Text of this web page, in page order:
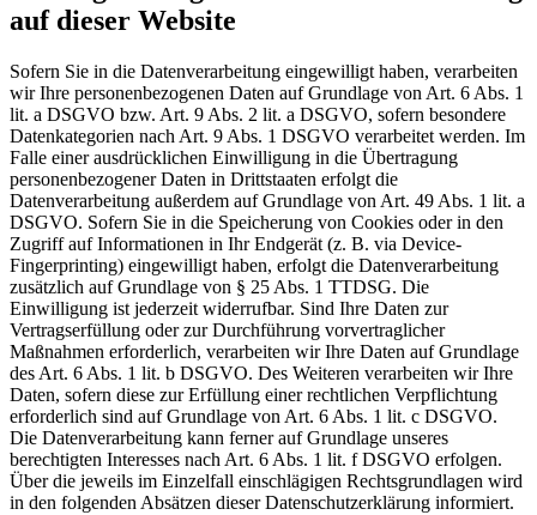
auf dieser Website
Sofern Sie in die Datenverarbeitung eingewilligt haben, verarbeiten
wir Ihre personenbezogenen Daten auf Grundlage von Art. 6 Abs. 1
lit. a DSGVO bzw. Art. 9 Abs. 2 lit. a DSGVO, sofern besondere
Datenkategorien nach Art. 9 Abs. 1 DSGVO verarbeitet werden. Im
Falle einer ausdrücklichen Einwilligung in die Übertragung
personenbezogener Daten in Drittstaaten erfolgt die
Datenverarbeitung außerdem auf Grundlage von Art. 49 Abs. 1 lit. a
DSGVO. Sofern Sie in die Speicherung von Cookies oder in den
Zugriff auf Informationen in Ihr Endgerät (z. B. via Device-
Fingerprinting) eingewilligt haben, erfolgt die Datenverarbeitung
zusätzlich auf Grundlage von § 25 Abs. 1 TTDSG. Die
Einwilligung ist jederzeit widerrufbar. Sind Ihre Daten zur
Vertragserfüllung oder zur Durchführung vorvertraglicher
Maßnahmen erforderlich, verarbeiten wir Ihre Daten auf Grundlage
des Art. 6 Abs. 1 lit. b DSGVO. Des Weiteren verarbeiten wir Ihre
Daten, sofern diese zur Erfüllung einer rechtlichen Verpflichtung
erforderlich sind auf Grundlage von Art. 6 Abs. 1 lit. c DSGVO.
Die Datenverarbeitung kann ferner auf Grundlage unseres
berechtigten Interesses nach Art. 6 Abs. 1 lit. f DSGVO erfolgen.
Über die jeweils im Einzelfall einschlägigen Rechtsgrundlagen wird
in den folgenden Absätzen dieser Datenschutzerklärung informiert.